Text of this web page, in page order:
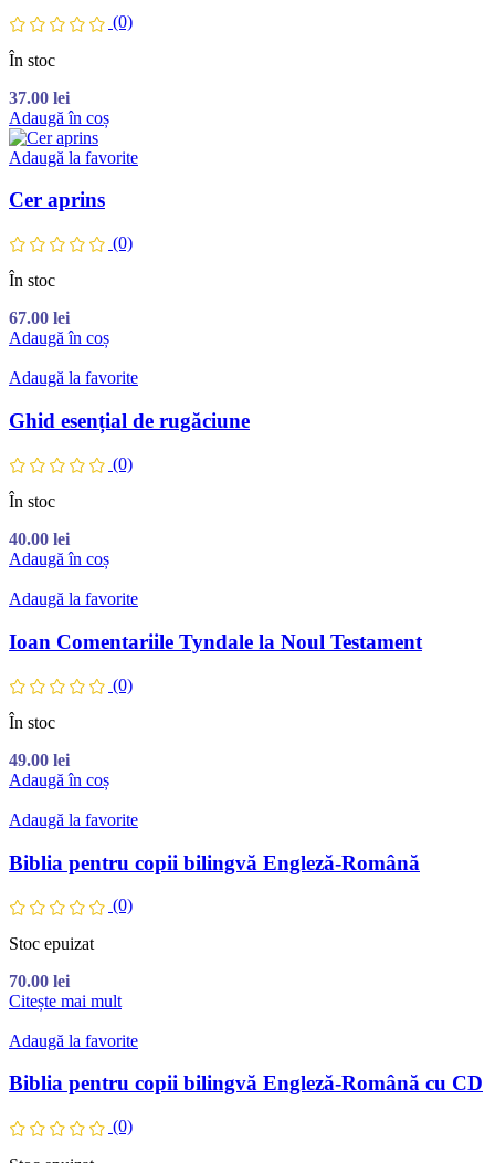
(0)
În stoc
37.00 lei
Adaugă în coș
Adaugă la favorite
Cer aprins
(0)
În stoc
67.00 lei
Adaugă în coș
Adaugă la favorite
Ghid esențial de rugăciune
(0)
În stoc
40.00 lei
Adaugă în coș
Adaugă la favorite
Ioan Comentariile Tyndale la Noul Testament
(0)
În stoc
49.00 lei
Adaugă în coș
Adaugă la favorite
Biblia pentru copii bilingvă Engleză-Română
(0)
Stoc epuizat
70.00 lei
Citește mai mult
Adaugă la favorite
Biblia pentru copii bilingvă Engleză-Română cu CD
(0)